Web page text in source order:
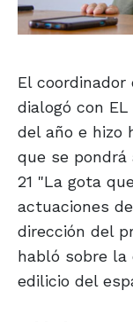
El coordinador
dialogó con
del año e hizo
que se pondrá
21 "La gota
actuaciones
dirección del
habló sobre la
edilicio del